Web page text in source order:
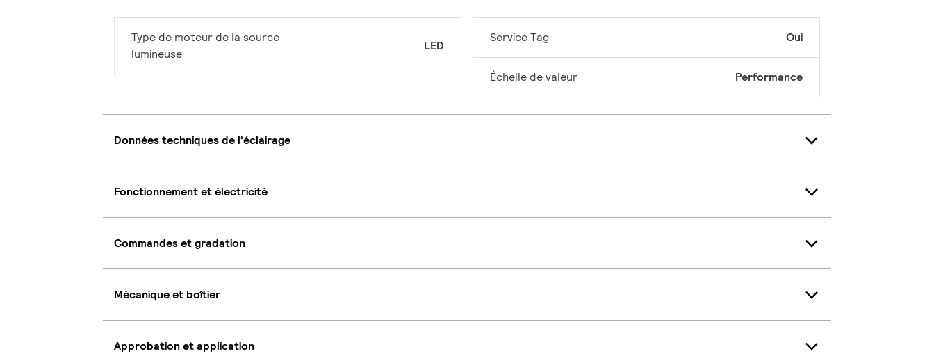
Type de moteur de la source
lumineuse
LED
Service Tag Oui
Échelle de valeur Performance
Données techniques de l'éclairage
Fonctionnement et électricité
Commandes et gradation
Mécanique et boîtier
Approbation et application